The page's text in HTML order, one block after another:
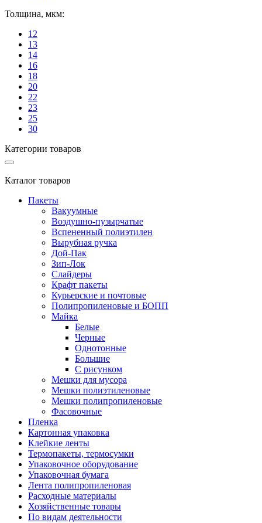
Толщина, мкм:
12
13
14
16
18
20
22
23
25
30
Категории товаров
Каталог товаров
Пакеты
Вакуумные
Воздушно-пузырчатые
Вспененный полиэтилен
Вырубная ручка
Дой-Пак
Зип-Лок
Слайдеры
Крафт пакеты
Курьерские и почтовые
Полипропиленовые и БОПП
Майка
Белые
Черные
Однотонные
Большие
С рисунком
Мешки для мусора
Мешки полиэтиленовые
Мешки полипропиленовые
Фасовочные
Пленка
Картонная упаковка
Клейкие ленты
Термопакеты, термосумки
Упаковочное оборудование
Упаковочная бумага
Лента полипропиленовая
Расходные материалы
Хозяйственные товары
По видам деятельности